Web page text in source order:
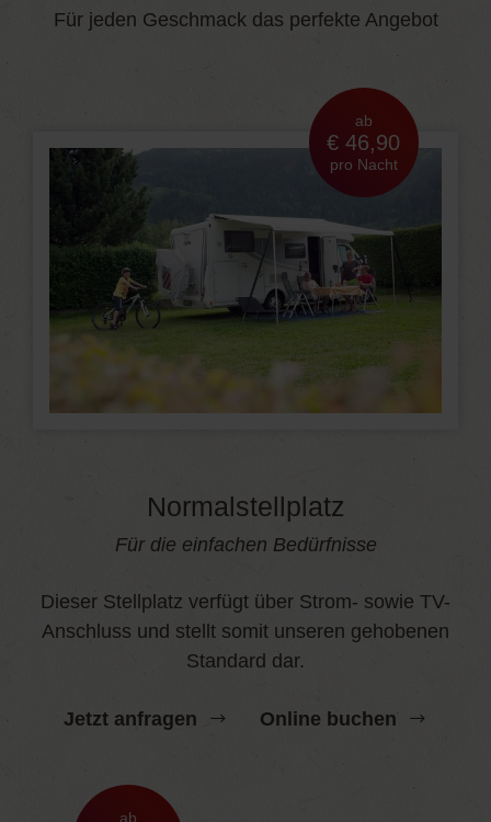
Für jeden Geschmack das perfekte Angebot
Normalstellplatz
Für die einfachen Bedürfnisse
Dieser Stellplatz verfügt über Strom- sowie TV-
Anschluss und stellt somit unseren gehobenen
Standard dar.
Jetzt anfragen Online buchen
ab
€ 46,90
pro Nacht
ab